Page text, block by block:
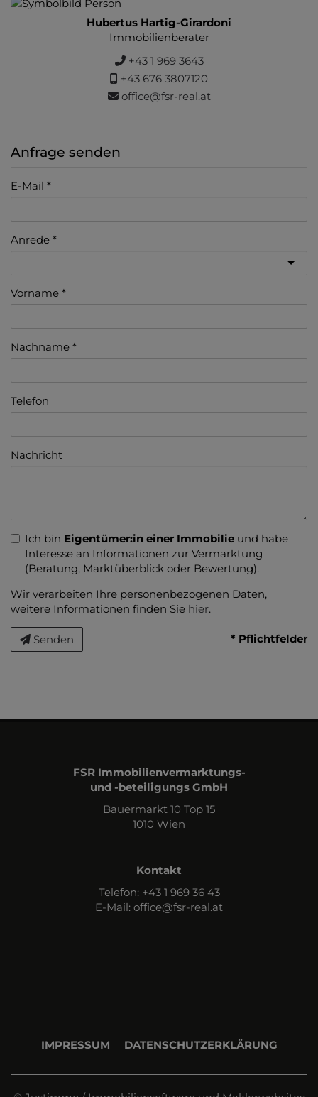
Hubertus Hartig-Girardoni
Immobilienberater
+43 1 969 3643
+43 676 3807120
office@fsr-real.at
Anfrage senden
E-Mail
Anrede
Vorname
Nachname
Telefon
Nachricht
Ich bin Eigentümer:in einer Immobilie und habe
Interesse an Informationen zur Vermarktung
(Beratung, Marktüberblick oder Bewertung).
Wir verarbeiten Ihre personenbezogenen Daten,
weitere Informationen finden Sie hier.
Senden * Pflichtfelder
FSR Immobilienvermarktungs-
und -beteiligungs GmbH
Bauermarkt 10 Top 15
1010 Wien
Kontakt
Telefon: +43 1 969 36 43
E-Mail: office@fsr-real.at
IMPRESSUM DATENSCHUTZERKLÄRUNG